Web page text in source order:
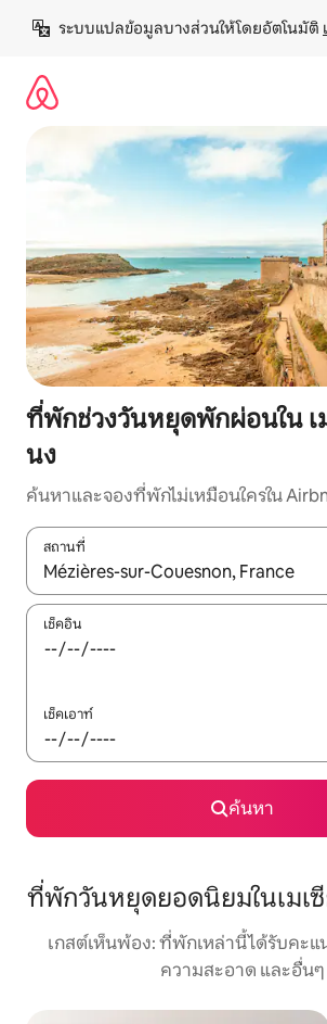
เนื้อหา
ระบบแปลข้อมูลบางส่วนให้โดยอัตโนมัติ
ที่พักช่วงวันหยุดพักผ่อนใน เ
นง
ค้นหาและจองที่พักไม่เหมือนใครใน
สถานที่
ใช้ลูกศรขึ้นลง หรือใช้การสัมผัสหรือปัด เพื่อ
เช็คอิน
เช็คเอาท์
ค้นหา
ที่พักวันหยุดยอดนิยมในเมเ
เกสต์เห็นพ้อง: ที่พักเหล่านี้ได้รับคะ
ความสะอาด และอื่นๆ